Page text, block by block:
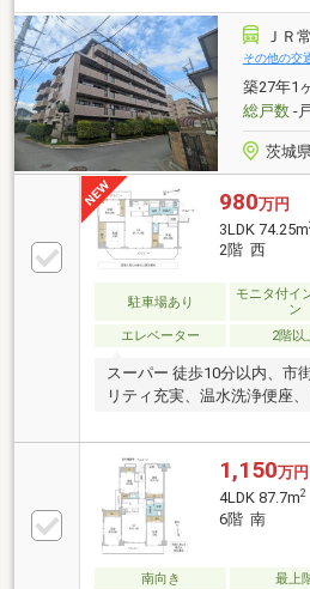
ＪＲ
その他の交
築27年1
総戸数-
茨城
980万円
3LDK 74.25m
2階 西
駐車場あり
モニタ付イ
ン
エレベーター 2階以
スーパー 徒歩10分以内、市
リティ充実、温水洗浄便座
1,150万円
4LDK 87.7m2
6階 南
南向き 最上